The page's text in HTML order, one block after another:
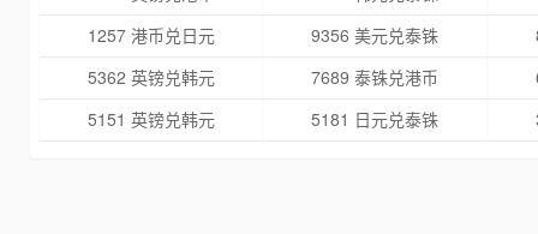
1257 港币兑日元
9356 美元兑泰铢
5362 英镑兑韩元
7689 泰铢兑港币
5151 英镑兑韩元
5181 日元兑泰铢